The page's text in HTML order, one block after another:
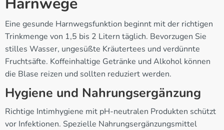
Eine gesunde Harnwegsfunktion beginnt mit der richtigen
Trinkmenge von 1,5 bis 2 Litern täglich. Bevorzugen Sie
stilles Wasser, ungesüßte Kräutertees und verdünnte
Fruchtsäfte. Koffeinhaltige Getränke und Alkohol können
die Blase reizen und sollten reduziert werden.
Hygiene und Nahrungsergänzung
Richtige Intimhygiene mit pH-neutralen Produkten schützt
vor Infektionen. Spezielle Nahrungsergänzungsmittel